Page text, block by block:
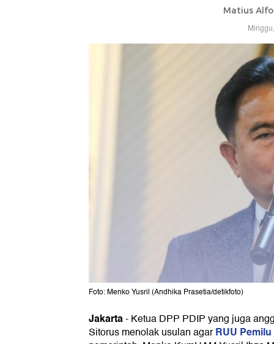
Matius
Foto: Menko Yusril (Andhika Prasetia/detikfoto)
Jakarta-Ketua DPP PDIP yang juga
Sitorus menolak usulan agarRUU Pemilu